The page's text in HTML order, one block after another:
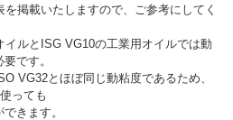
掲載いたしますので、ご参考にしてく
ルとISG VG10の工業用オイルでは動
です。
VG32とほぼ同じ動粘度であるため、
っても
きます。